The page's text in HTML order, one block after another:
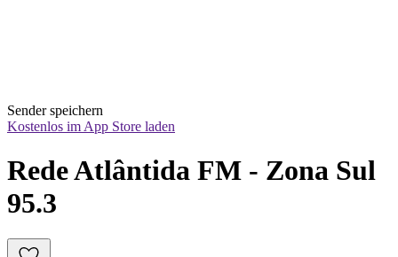
Sender speichern
Kostenlos im App Store laden
Rede Atlântida FM - Zona Sul
95.3